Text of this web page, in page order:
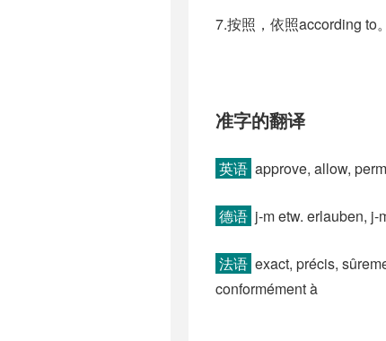
7.按照，依照according to。
准字的翻译
英语 approve, allow,
德语 j-m etw. erlauben, j-
法语 exact, précis,
conformément à